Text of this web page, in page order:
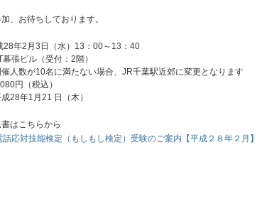
、お待ちしております。
28年2月3日（水）13：00～13：40
張ビル（受付：2階）
が10名に満たない場合、JR千葉駅近郊に変更となります
円（税込）
28年1月21 日（木）
はこちらから
話応対技能検定（もしもし検定）受験のご案内【平成２８年２月】